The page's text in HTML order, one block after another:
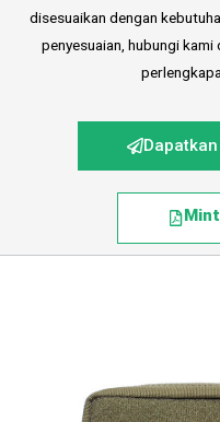
disesuaikan dengan
penyesuaian, hubungi